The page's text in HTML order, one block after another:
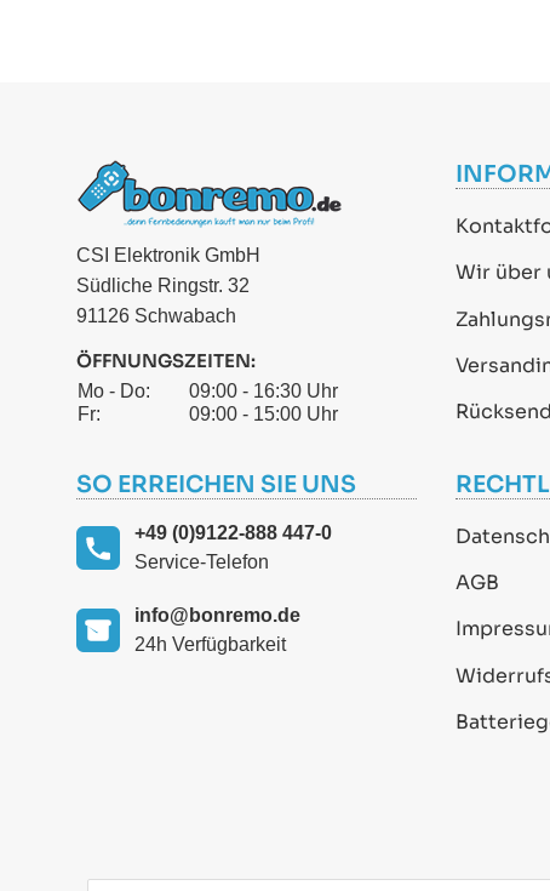
CSI Elektronik GmbH
Südliche Ringstr. 32
91126 Schwabach
ÖFFNUNGSZEITEN:
Mo - Do:
09:00 - 16:30 Uhr
Fr:
09:00 - 15:00 Uhr
Wir über
SO ERREICHEN SIE UNS
+49 (0)9122-888 447-0
Service-Telefon
info@bonremo.de
24h Verfügbarkeit
AGB